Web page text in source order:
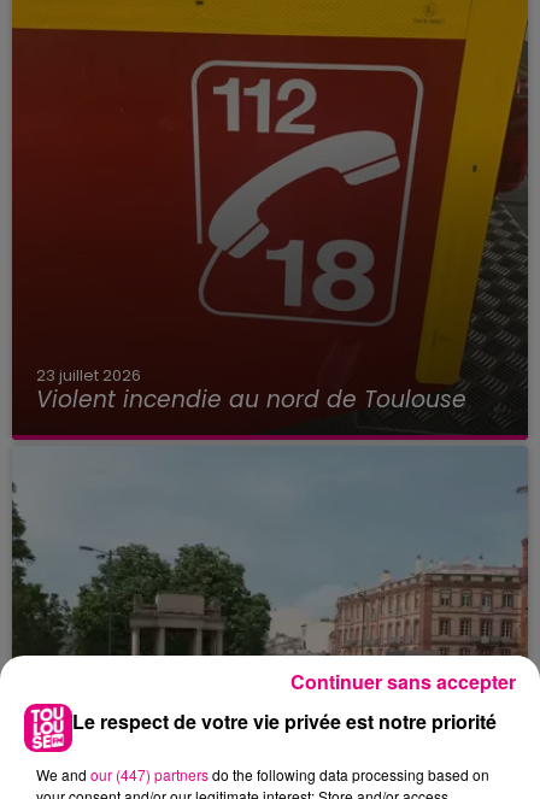
23 juillet 2026
Violent incendie au nord de Toulouse
Le respect de votre vie privée est notre priorité
We and our (447) partnersdo the following data processing based on
Continuer sans accepter